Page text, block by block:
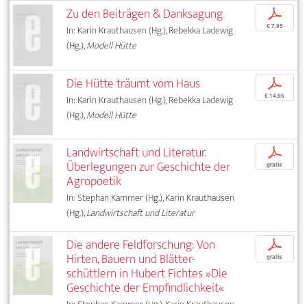
Zu den Beiträgen & Danksagung
In: Karin Krauthausen (Hg.), Rebekka Ladewig
(Hg.),Modell Hütte
p
€ 7,95
Die Hütte träumt vom Haus
In: Karin Krauthausen (Hg.), Rebekka Ladewig
(Hg.),Modell Hütte
p
€ 14,95
Landwirtschaft und Literatur.
Überlegungen zur Geschichte der
Agropoetik
In: Stephan Kammer (Hg.), Karin Krauthausen
(Hg.),Landwirtschaft und Literatur
p
gratis
Die andere Feldforschung: Von
Hirten, Bauern und Blätter­-
schüttlern in Hubert Fichtes »Die
Geschichte der Empfindlichkeit«
p
gratis